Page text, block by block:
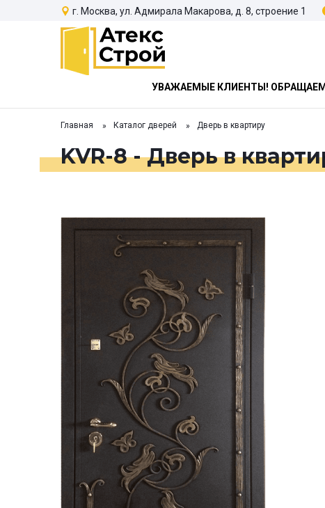
г. Москва, ул. Адмирала Макарова, д. 8, строение 1
УВАЖАЕМЫЕ КЛИЕНТЫ!
Главная Каталог дверей Дверь в квартиру
KVR-8 - Дверь в